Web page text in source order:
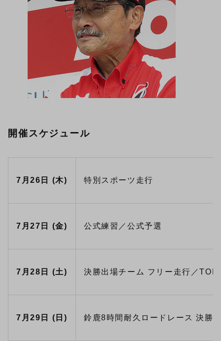
開催スケジュール
7月26日 (木) 特別スポーツ走行
7月27日 (金) 公式練習／公式予選
7月28日 (土) 決勝出場チーム フリー走行／
7月29日 (日) 鈴鹿8時間耐久ロードレース 決勝